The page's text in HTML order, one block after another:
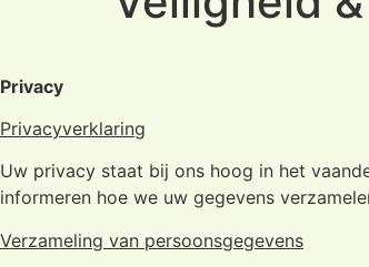
Privacy
Privacyverklaring
Uw privacy staat bij ons hoog in het
informeren hoe we uw gegevens
Verzameling van persoonsgegevens